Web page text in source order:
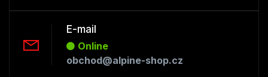
E-mail
Online
obchod@alpine-shop.cz